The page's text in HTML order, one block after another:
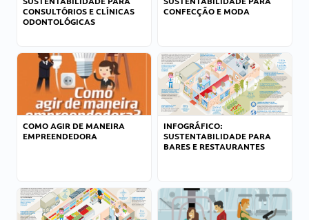
CONSULTÓRIOS E CLÍNICAS
ODONTOLÓGICAS
CONFECÇÃO E MODA
COMO AGIR DE MANEIRA
EMPREENDEDORA
INFOGRÁFICO:
SUSTENTABILIDADE PARA
BARES E RESTAURANTES